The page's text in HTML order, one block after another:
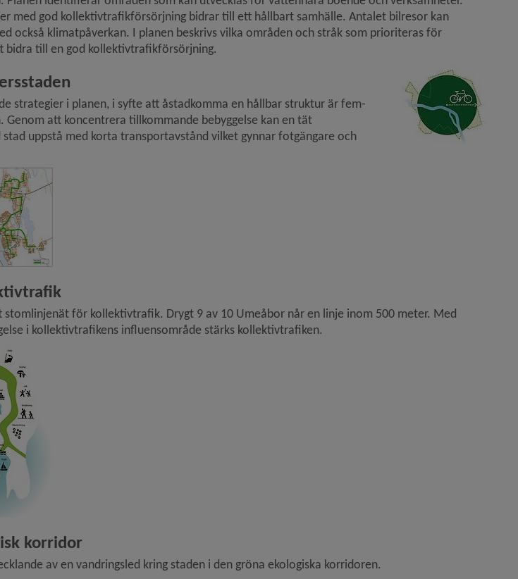
översiktsplanens hållbarhet
fördjupningar och tillägg
med god kollektiv­trafik­försörjning bidrar till ett hållbart samhälle. Antalet bilresor kan
också klimat­påverkan. I planen beskrivs vilka områden och stråk som prioriteras för
bidra till en god kollektiv­trafik­försörjning.
strategier i planen, i syfte att åstadkomma en hållbar struktur är fem­
Genom att koncentrera tillkommande bebyggelse kan en tät
uppstå med korta transportavstånd vilket gynnar fotgängare och
Förstora bilden
stomlinjenät för kollektivtrafik. Drygt 9 av 10 Umeåbor når en linje inom 500 meter. Med
i kollektivtrafikens influensområde stärks kollektivtrafiken.
korridor
av en vandringsled kring staden i den gröna ekologiska korridoren.